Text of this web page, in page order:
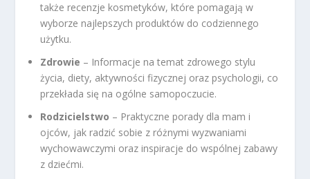
także recenzje kosmetyków, które pomagają w
wyborze najlepszych produktów do codziennego
użytku.
Zdrowie – Informacje na temat zdrowego stylu
życia, diety, aktywności fizycznej oraz psychologii, co
przekłada się na ogólne samopoczucie.
Rodzicielstwo – Praktyczne porady dla mam i
ojców, jak radzić sobie z różnymi wyzwaniami
wychowawczymi oraz inspiracje do wspólnej zabawy
z dziećmi.